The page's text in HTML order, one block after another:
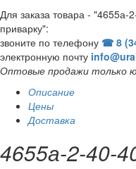
Для заказа товара - "4655а-
приварку":
звоните по телефону ☎ 8
электронную почту
Оптовые продажи только
Описание
Цены
Доставка
4655а-2-40-